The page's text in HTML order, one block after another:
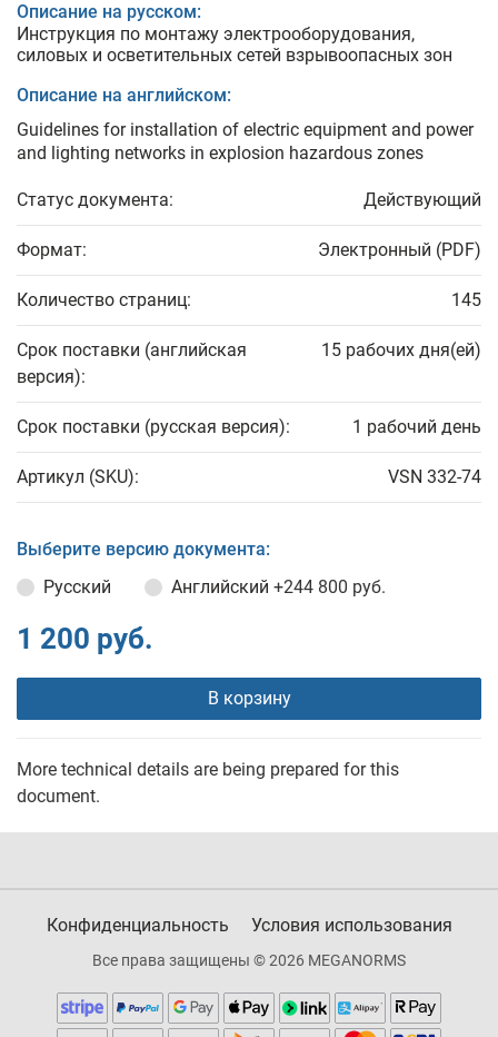
Описание на русском:
Инструкция по монтажу электрооборудования,
силовых и осветительных сетей взрывоопасных зон
Описание на английском:
Guidelines for installation of electric equipment and power
and lighting networks in explosion hazardous zones
Статус документа: Действующий
Формат: Электронный (PDF)
Количество страниц: 145
Срок поставки (английская
версия):
15 рабочих дня(ей)
Срок поставки (русская версия): 1 рабочий день
Артикул (SKU): VSN 332-74
Выберите версию документа:
Русский
Английский +244 800 руб.
1 200 руб.
В корзину
More technical details are being prepared for this
document.
Конфиденциальность Условия использования
Все права защищены © 2026 MEGANORMS